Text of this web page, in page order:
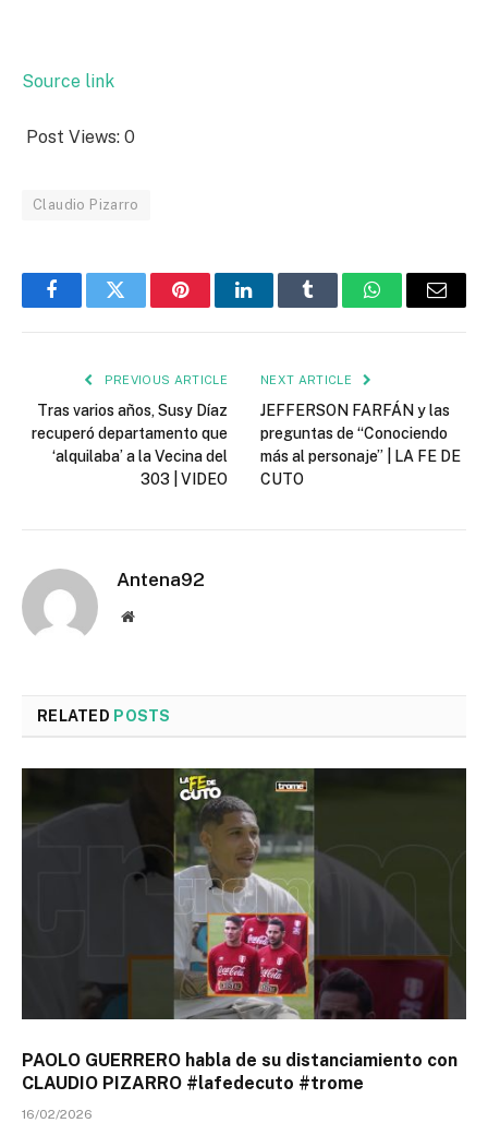
Source link
Post Views: 0
Claudio Pizarro
FacebookTwitter PinterestLinkedInTumblr WhatsAppEmail
PREVIOUS ARTICLE
Tras varios años, Susy Díaz
recuperó departamento que
‘alquilaba’ a la Vecina del
303 | VIDEO
NEXT ARTICLE
JEFFERSON FARFÁN y las
preguntas de “Conociendo
más al personaje” | LA FE DE
CUTO
Antena92
Website
RELATED POSTS
PAOLO GUERRERO habla de su distanciamiento con
CLAUDIO PIZARRO #lafedecuto #trome
16/02/2026